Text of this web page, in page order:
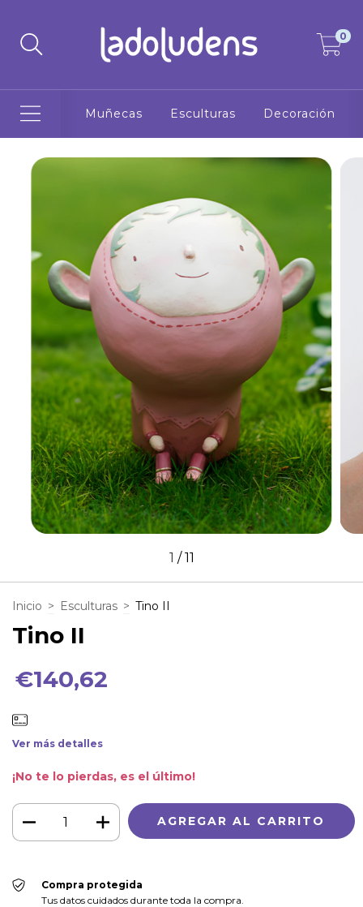
0
Muñecas Esculturas Decoración
1 /11
Inicio > Esculturas > Tino II
Tino II
€140,62
Ver más detalles
¡No te lo pierdas, es el último!
Compra protegida
Tus datos cuidados durante toda la compra.